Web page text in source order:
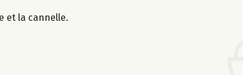
et la cannelle.